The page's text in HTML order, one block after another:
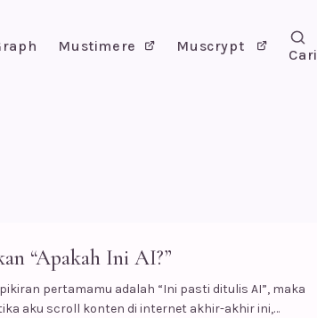
Mustimere Muscrypt
Cari
“Apakah Ini AI?”
pertamamu adalah “Ini pasti ditulis AI”, maka
aku scroll konten di internet akhir-akhir ini,